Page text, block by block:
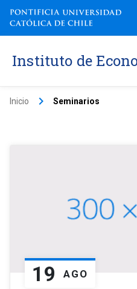
Instituto de
Inicio keyboard_arrow_right Seminarios
19 AGO